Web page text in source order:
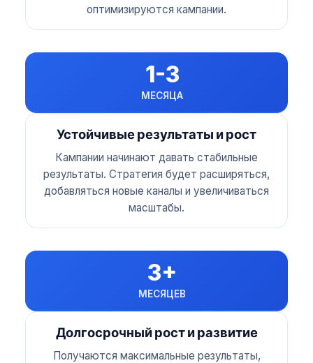
оптимизируются кампании.
1-3
МЕСЯЦА
Устойчивые результаты и рост
Кампании начинают давать стабильные
результаты. Стратегия будет расширяться,
добавляться новые каналы и увеличиваться
масштабы.
3+
МЕСЯЦЕВ
Долгосрочный рост и развитие
Получаются максимальные результаты,